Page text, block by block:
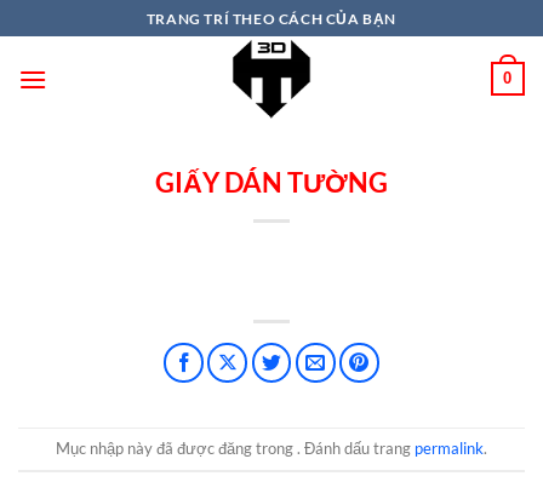
TRANG TRÍ THEO CÁCH CỦA BẠN
0
GIẤY DÁN TƯỜNG
Mục nhập này đã được đăng trong . Đánh dấu trang permalink.